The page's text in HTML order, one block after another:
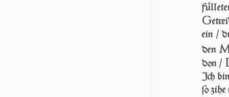
G
ein /
den
don /
Ich
ſo